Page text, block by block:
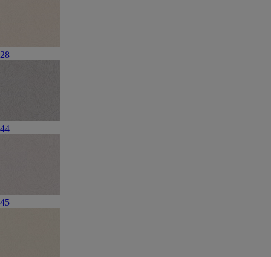
28
44
45